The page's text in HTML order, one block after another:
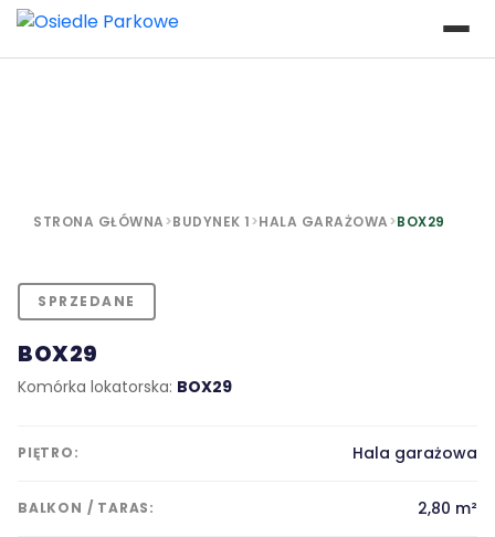
STRONA GŁÓWNA>BUDYNEK 1>HALA GARAŻOWA>BOX29
SPRZEDANE
BOX29
Komórka lokatorska: BOX29
PIĘTRO: Hala garażowa
BALKON / TARAS: 2,80 m²